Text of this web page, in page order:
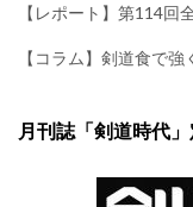
【レポート】第114回
【コラム】剣道食で
月刊誌「剣道時代